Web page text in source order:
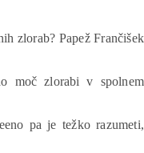
zlorab? Papež Frančišek
moč zlorabi v spolnem
pa je težko razumeti,